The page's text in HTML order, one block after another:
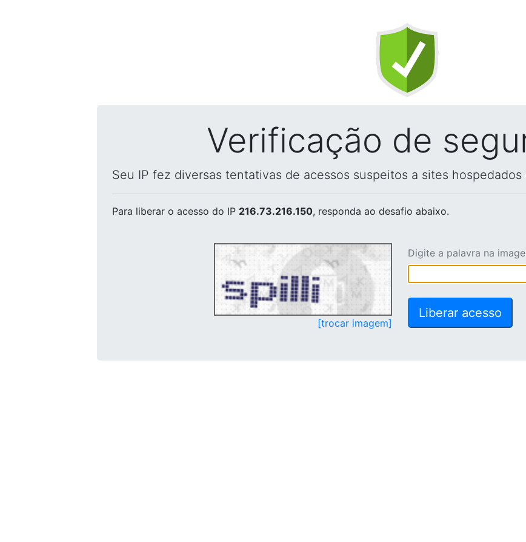
Verificação de
Seu IP fez diversas tentativas de acessos suspeitos a sites hospedados
Para liberar o acesso do IP 216.73.216.150, responda ao desafio abaixo.
[trocar imagem]
Digite a palavra na